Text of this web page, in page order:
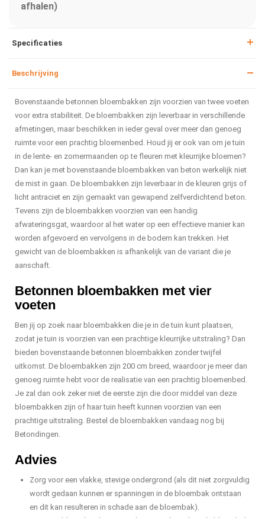
afhalen)
Specificaties
Beschrijving
Bovenstaande betonnen bloembakken zijn voorzien van twee voeten
voor extra stabiliteit. De bloembakken zijn leverbaar in verschillende
afmetingen, maar beschikken in ieder geval over meer dan genoeg
ruimte voor een prachtig bloemenbed. Houd jij er ook van om je tuin
in de lente- en zomermaanden op te fleuren met kleurrijke bloemen?
Dan kan je met bovenstaande bloembakken van beton werkelijk niet
de mist in gaan. De bloembakken zijn leverbaar in de kleuren grijs of
licht antraciet en zijn gemaakt van gewapend zelfverdichtend beton.
Tevens zijn de bloembakken voorzien van een handig
afwateringsgat, waardoor al het water op een effectieve manier kan
worden afgevoerd en vervolgens in de bodem kan trekken. Het
gewicht van de bloembakken is afhankelijk van de variant die je
aanschaft.
Betonnen bloembakken met vier
voeten
Ben jij op zoek naar bloembakken die je in de tuin kunt plaatsen,
zodat je tuin is voorzien van een prachtige kleurrijke uitstraling? Dan
bieden bovenstaande betonnen bloembakken zonder twijfel
uitkomst. De bloembakken zijn 200 cm breed, waardoor je meer dan
genoeg ruimte hebt voor de realisatie van een prachtig bloemenbed.
Je zal dan ook zeker niet de eerste zijn die door middel van deze
bloembakken zijn of haar tuin heeft kunnen voorzien van een
prachtige uitstraling. Bestel de bloembakken vandaag nog bij
Betondingen.
Advies
Zorg voor een vlakke, stevige ondergrond (als dit niet zorgvuldig
wordt gedaan kunnen er spanningen in de bloembak ontstaan
en dit kan resulteren in schade aan de bloembak).